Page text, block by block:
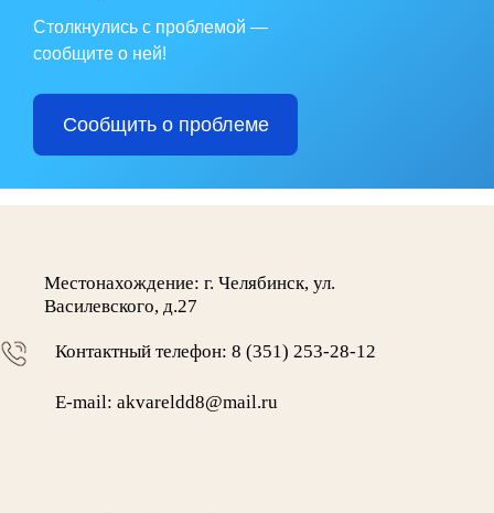
Столкнулись с проблемой —
сообщите о ней!
Сообщить о проблеме
Местонахождение: г. Челябинск, ул.
Василевского, д.27
Контактный телефон: 8 (351) 253-28-12
E-mail: akvareldd8@mail.ru